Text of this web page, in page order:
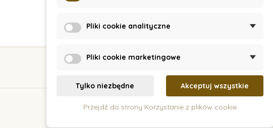
Nowość
3 - 4 lata
4 - 5 lat
Pliki cookie analityczne
Pliki cookie marketingowe
Tylko niezbędne Akceptuj wszystkie
Przejdź do strony Korzystanie z plików cookie